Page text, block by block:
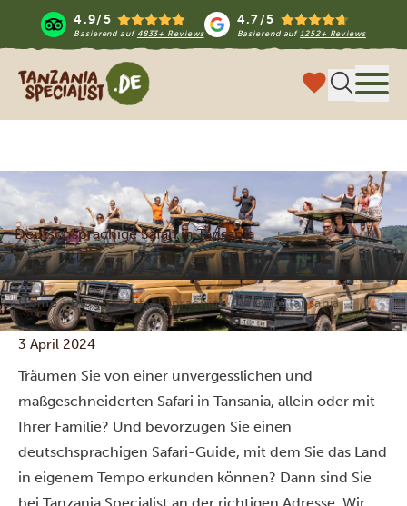
4.9/5
Basierend auf 4833+ Reviews
4.7/5
Basierend auf1252+ Reviews
Tanzania Specialist
Deutschsprachige Safari in Tansania
Home Blog Deutschsprachige Safari in Tansania
3 April 2024
Träumen Sie von einer unvergesslichen und
maßgeschneiderten Safari in Tansania, allein oder mit
Ihrer Familie? Und bevorzugen Sie einen
deutschsprachigen Safari-Guide, mit dem Sie das Land
in eigenem Tempo erkunden können? Dann sind Sie